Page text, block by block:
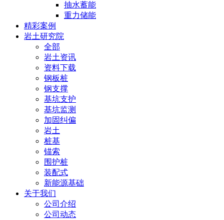
抽水蓄能
重力储能
精彩案例
岩土研究院
全部
岩土资讯
资料下载
钢板桩
钢支撑
基坑支护
基坑监测
加固纠偏
岩土
桩基
锚索
围护桩
装配式
新能源基础
关于我们
公司介绍
公司动态